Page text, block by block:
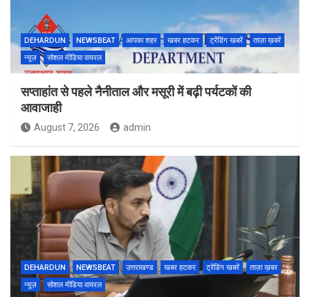
DEHARDUN NEWSBEAT आपका शहर खबर हटकर ट्रेंडिंग खबरें
ताज़ा ख़बरें
न्यूज़
सोशल मीडिया वायरल
सप्ताहांत से पहले नैनीताल और मसूरी में बढ़ी पर्यटकों की
आवाजाही
August 7, 2026 admin
DEHARDUN NEWSBEAT उत्तराखण्ड खबर हटकर ट्रेंडिंग खबरें
ताज़ा ख़बर
न्यूज़
सोशल मीडिया वायरल